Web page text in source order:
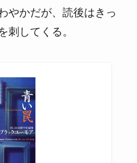
やかだが、読後はきっ
刺してくる。